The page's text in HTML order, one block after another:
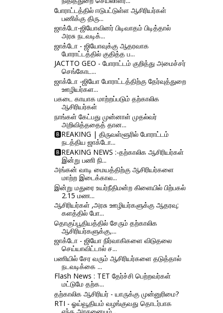
போராட்டத்தில் ஈடுபட்டுள்ள ஆசிரியர்கள்
பணிக்கு திரு...
ஜாக்டோ-ஜியோவினர் பிடிவாதம் பிடித்தால்
அரசு நடவடிக்...
ஜாக்டோ - ஜியோவுக்கு ஆதரவாக
போராட்டத்தில் குதித்த ப...
JACTTO GEO - போராட்டம் குறித்து அமைச்சர்
செங்கோட...
ஜாக்டோ -ஜியோ போராட்டத்திற்கு தேர்வுத்துறை
ஊழியர்கள...
பகடை காயாக மாற்றப்படும் தற்காலிக
ஆசிரியர்கள்
நாங்கள் கேட்பது முன்னாள் முதல்வர்
அறிவித்ததைத் தான...
🅱REAKING | திருவள்ளூரில் போராட்டம்
நடத்திய ஜாக்டோ...
🅱REAKING NEWS :-தற்காலிக ஆசிரியர்கள்
இன்று பணி நி...
அங்கன் வாடி மையத்திற்கு ஆசிரியர்களை
மாற்ற இடைக்கால...
இன்று மதுரை உயர்நீதிமன்ற கிளையில் பிற்பகல்
2.15 மண...
ஆசிரியர்கள் ,அரசு ஊழியர்களுக்கு ஆதரவு;
களத்தில் போ...
தொகுப்பூதியத்தில் சேரும் தற்காலிக
ஆசிரியர்களுக்கு,...
ஜாக்டோ - ஜியோ நிர்வாகிகளை விடுதலை
செய்யாவிட்டால் ச...
பணியில் சேர வரும் ஆசிரியர்களை தடுத்தால்
நடவடிக்கை ...
Flash News : TET தேர்ச்சி பெற்றவர்கள்
மட்டுமே தற்க...
தற்காலிக ஆசிரியர் - யாருக்கு முன்னுரிமை?
RTI - ஓய்வூதியம் வழங்குவது தொடர்பாக